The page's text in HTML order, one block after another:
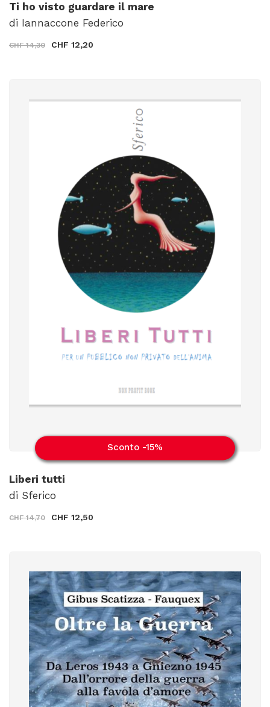
Ti ho visto guardare il mare
di Iannaccone Federico
CHF 14,30 CHF 12,20
Sconto -15%
Liberi tutti
di Sferico
CHF 14,70 CHF 12,50